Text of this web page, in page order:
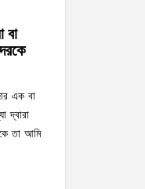
বা
এক বা
দ্বারা
তা আমি